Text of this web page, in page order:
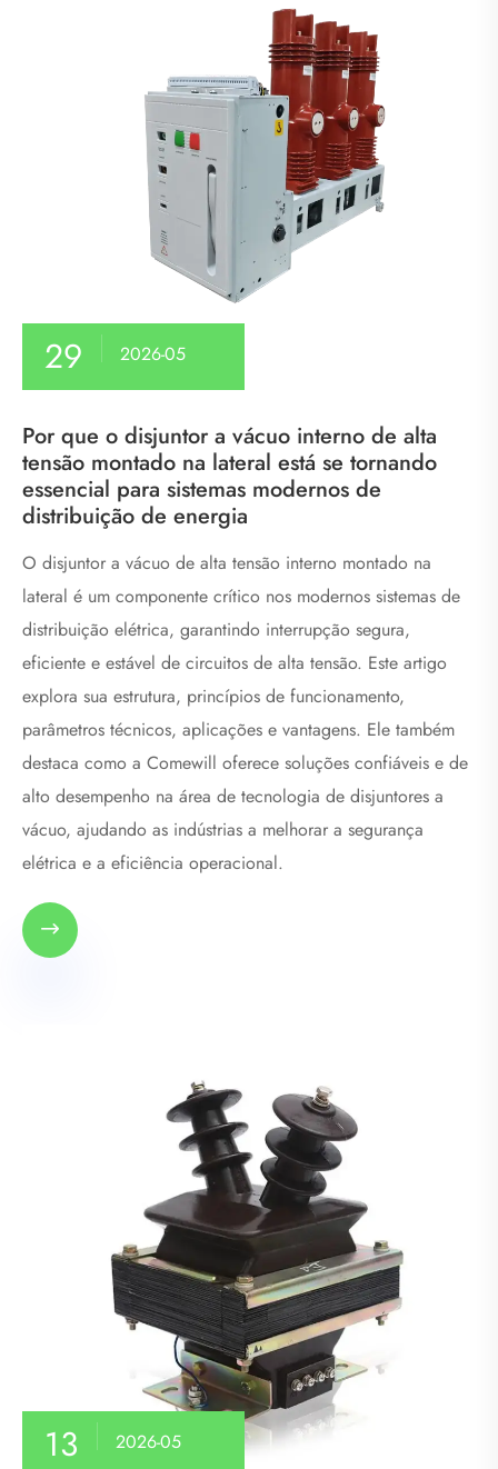
29 2026-05
Por que o disjuntor a vácuo interno de alta
tensão montado na lateral está se tornando
essencial para sistemas modernos de
distribuição de energia
O disjuntor a vácuo de alta tensão interno montado na
lateral é um componente crítico nos modernos sistemas de
distribuição elétrica, garantindo interrupção segura,
eficiente e estável de circuitos de alta tensão. Este artigo
explora sua estrutura, princípios de funcionamento,
parâmetros técnicos, aplicações e vantagens. Ele também
destaca como a Comewill oferece soluções confiáveis ​​e de
alto desempenho na área de tecnologia de disjuntores a
vácuo, ajudando as indústrias a melhorar a segurança
elétrica e a eficiência operacional.

13 2026-05